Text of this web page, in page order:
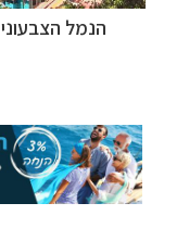
הנמל
הפלגות
האפשרויות »